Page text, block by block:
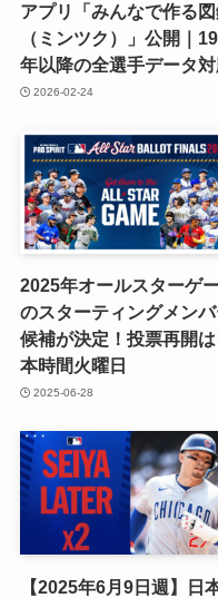
アプリ「みんなで作る
（ミンツク）」公開｜
年以降の全選手データ
2026-02-24
2025年オールスターゲ
のスターティングメン
候補が決定！投票再開は
本時間火曜日
2025-06-28
【2025年6月9日週】日